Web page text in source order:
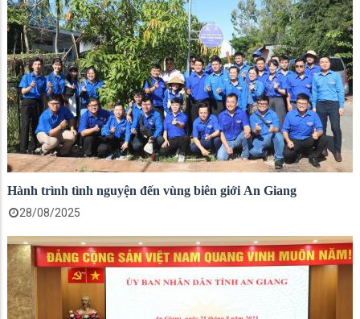
Hành trình tình nguyện đến vùng biên giới An Giang
28/08/2025